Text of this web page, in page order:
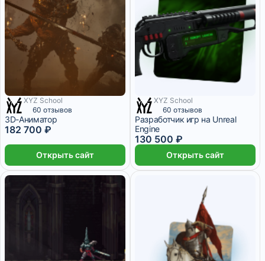
9 месяцев
XYZ School
60 отзывов
3D-Аниматор
182 700 ₽
Открыть сайт
12 месяцев
XYZ School
60 отзывов
Разработчик игр на Unreal
Engine
130 500 ₽
Открыть сайт